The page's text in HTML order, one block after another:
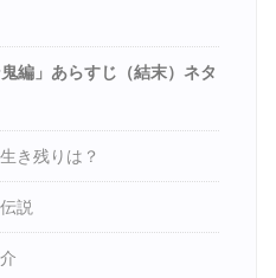
編」あらすじ（結末）ネタ
き残りは？
説